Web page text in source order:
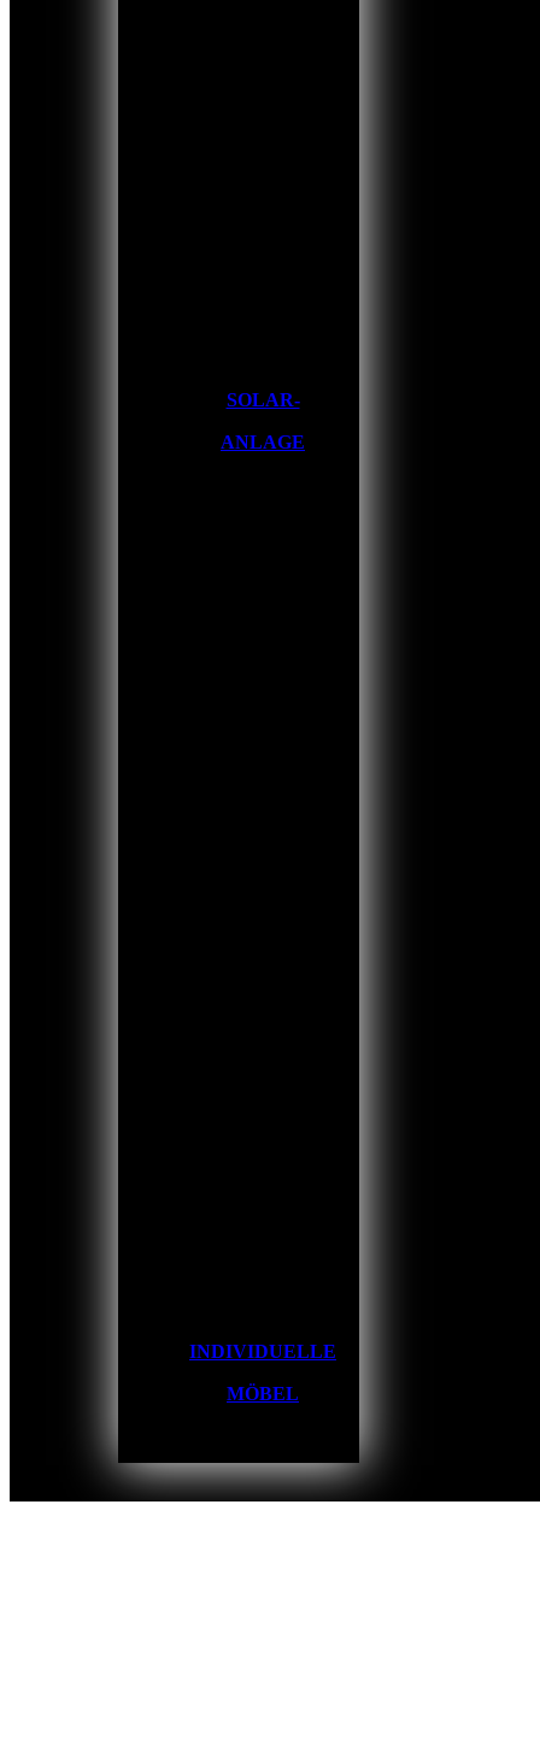
SOLAR-
ANLAGE
INDIVIDUELLE
MÖBEL